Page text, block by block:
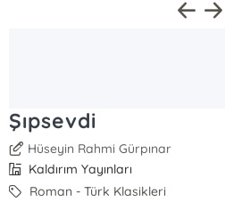
Şıpsevdi
Hüseyin Rahmi Gürpınar
Kaldırım Yayınları
Roman - Türk Klasikleri